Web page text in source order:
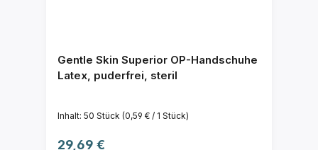
Gentle Skin Superior OP-Handschuhe
Latex, puderfrei, steril
Inhalt: 50 Stück (0,59 € / 1 Stück)
Regulärer Preis:
29,69 €